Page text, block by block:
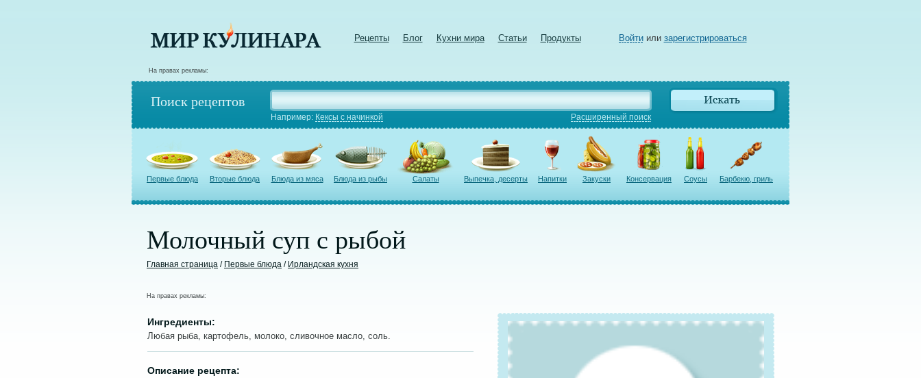
Рецепты Блог Кухни мира Статьи Продукты Войтиили зарегистрироваться
На правах рекламы:
Поиск рецептов
Например: Кексы с начинкой Расширенный поиск
Первые блюда Вторые блюда Блюда из мяса Блюда из рыбы Салаты Выпечка, десерты Напитки Закуски Консервация Соусы Барбекю, гриль
Молочный суп с рыбой
Главная страница / Первые блюда / Ирландская кухня
На правах рекламы:
Ингредиенты:
Любая рыба, картофель, молоко, сливочное масло, соль.
Описание рецепта: